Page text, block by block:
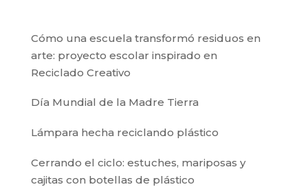
Cómo una escuela transformó residuos en
arte: proyecto escolar inspirado en
Reciclado Creativo
Día Mundial de la Madre Tierra
Lámpara hecha reciclando plástico
Cerrando el ciclo: estuches, mariposas y
cajitas con botellas de plástico